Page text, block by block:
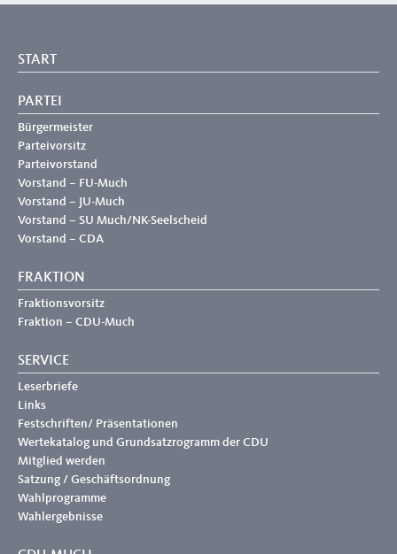
START
PARTEI
Bürgermeister
Parteivorsitz
Parteivorstand
Vorstand – FU-Much
Vorstand – JU-Much
Vorstand – SU Much/NK-Seelscheid
Vorstand – CDA
FRAKTION
Fraktionsvorsitz
Fraktion – CDU-Much
SERVICE
Leserbriefe
Links
Festschriften/ Präsentationen
Wertekatalog und Grundsatzrogramm der CDU
Mitglied werden
Satzung / Geschäftsordnung
Wahlprogramme
Wahlergebnisse